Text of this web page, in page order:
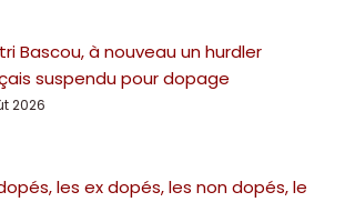
Bascou, à nouveau un hurdler
suspendu pour dopage
2026
les ex dopés, les non dopés, le